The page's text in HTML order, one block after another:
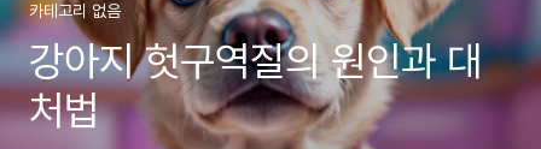
카테고리 없음
강아지 헛구역질의 원인과 대
처법